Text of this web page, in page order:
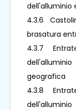
dell'alluminio
4.3.6
brasatura
4.3.7
geografica
4.3.8